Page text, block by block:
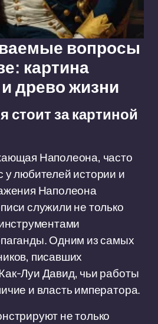
вопросы
картина
древо жизни
стоит за картиной
Наполеона, часто
у любителей истории и
Наполеона
служили не только
Одним из самых
писавших
Луи Давид, чьи работы
и власть императора.
не только